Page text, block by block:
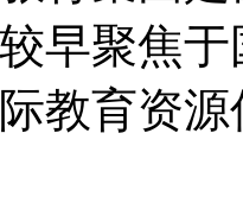
早聚焦
教育资源